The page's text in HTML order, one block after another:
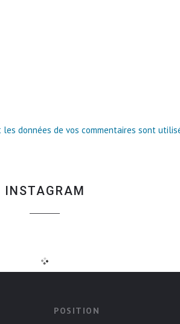
les données de vos commentaires sont
INSTAGRAM
POSITION